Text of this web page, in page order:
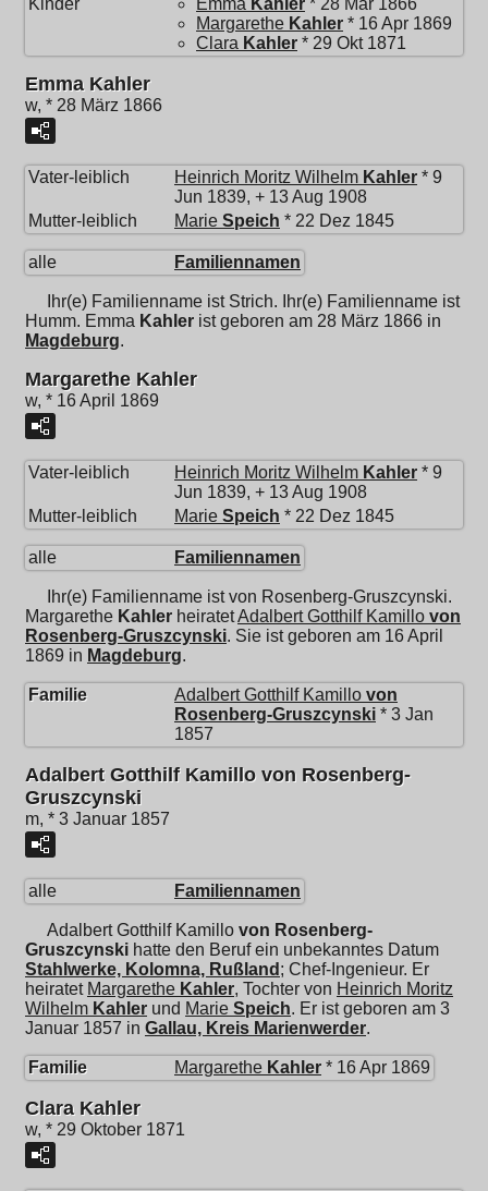
Kinder Emma Kahler * 28 Mär 1866
Margarethe Kahler * 16 Apr 1869
Clara Kahler * 29 Okt 1871
Emma Kahler
w, * 28 März 1866
Vater-leiblich Heinrich Moritz Wilhelm Kahler * 9
Jun 1839, + 13 Aug 1908
Mutter-leiblich
Marie Speich * 22 Dez 1845
alle Familiennamen
Ihr(e) Familienname ist Strich. Ihr(e) Familienname ist
Humm. Emma Kahler ist geboren am 28 März 1866 in
Magdeburg.
Margarethe Kahler
w, * 16 April 1869
Vater-leiblich Heinrich Moritz Wilhelm Kahler * 9
Jun 1839, + 13 Aug 1908
Mutter-leiblich
Marie Speich * 22 Dez 1845
alle Familiennamen
Ihr(e) Familienname ist von Rosenberg-Gruszcynski.
Margarethe Kahler heiratetAdalbert Gotthilf Kamillo von
Rosenberg-Gruszcynski. Sie ist geboren am 16 April
1869 in Magdeburg.
Familie Adalbert Gotthilf Kamillo von
Rosenberg-Gruszcynski * 3 Jan
1857
Adalbert Gotthilf Kamillo von Rosenberg-
Gruszcynski
m, * 3 Januar 1857
alle Familiennamen
Adalbert Gotthilf Kamillo von Rosenberg-
Gruszcynski hatte den Beruf ein unbekanntes Datum
Stahlwerke, Kolomna, Rußland ; Chef-Ingenieur. Er
heiratet Margarethe Kahler, Tochter von Heinrich Moritz
Wilhelm Kahler und Marie Speich. Er ist geboren am 3
Januar 1857 in Gallau, Kreis Marienwerder.
Familie Margarethe Kahler * 16 Apr 1869
Clara Kahler
w, * 29 Oktober 1871